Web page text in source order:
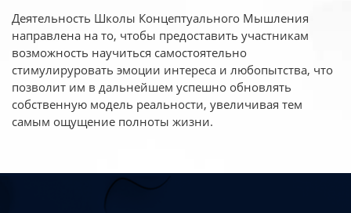
Деятельность Школы Концептуального Мышления
направлена на то, чтобы предоставить участникам
возможность научиться самостоятельно
стимулируровать эмоции интереса и любопытства, что
позволит им в дальнейшем успешно обновлять
собственную модель реальности, увеличивая тем
самым ощущение полноты жизни.